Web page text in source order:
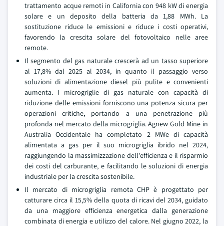
trattamento acque remoti in California con 948 kW di energia
solare e un deposito della batteria da 1,88 MWh. La
sostituzione riduce le emissioni e riduce i costi operativi,
favorendo la crescita solare del fotovoltaico nelle aree
remote.
Il segmento del gas naturale crescerà ad un tasso superiore
al 17,8% dal 2025 al 2034, in quanto il passaggio verso
soluzioni di alimentazione diesel più pulite e convenienti
aumenta. I microgriglie di gas naturale con capacità di
riduzione delle emissioni forniscono una potenza sicura per
operazioni critiche, portando a una penetrazione più
profonda nel mercato della microgriglia. Agnew Gold Mine in
Australia Occidentale ha completato 2 MWe di capacità
alimentata a gas per il suo microgriglia ibrido nel 2024,
raggiungendo la massimizzazione dell'efficienza e il risparmio
dei costi del carburante, e facilitando le soluzioni di energia
industriale per la crescita sostenibile.
Il mercato di microgriglia remota CHP è progettato per
catturare circa il 15,5% della quota di ricavi del 2034, guidato
da una maggiore efficienza energetica dalla generazione
combinata di energia e utilizzo del calore. Nel giugno 2022, la